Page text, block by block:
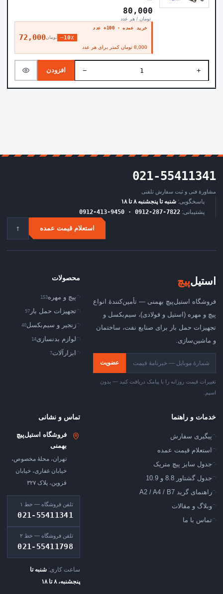
80,000
تومان / هر عدد
خرید عمده · 100+ عدد
72,000تومان −10٪
8,000 تومان کمتر برای هر عدد
+
− افزودن
021-55411341
مشاورهٔ فنی و ثبت سفارش تلفنی
پاسخگویی: شنبه تا پنجشنبه ۸ تا ۱۸
پشتیبانی: 0912-413-9450 · 0912-287-7822
استعلام قیمت عمده ↑
استیل‌پیچ
فروشگاه استیل‌پیچ بهمنی — تأمین‌کنندهٔ انواع
پیچ و مهره (استیل و فولادی)، سیم‌بکسل و
تجهیزات حمل بار برای صنایع نفت، ساختمان
و ماشین‌سازی.
عضویت
تغییرات قیمت روزانه را با پیامک دریافت کنید — بدون
اسپم.
محصولات
پیچ و مهره153
تجهیزات حمل بار 97
زنجیر و سیم‌بکسل40
لوازم بدنسازی14
ابزارآلات7
خدمات و راهنما
پیگیری سفارش
استعلام قیمت عمده
جدول سایز پیچ متریک
جدول گشتاور 8.8 و 10.9
راهنمای گرید A2 / A4 / B7
وبلاگ و مقالات
تماس با ما
تماس و نشانی
فروشگاه استیل‌پیچ
بهمنی
تهران، محلهٔ مخصوص،
خیابان غفاری، خیابان
قزوین، پلاک ۳۲۷
تلفن فروشگاه — خط ۱
021-55411341
تلفن فروشگاه — خط ۲
021-55411798
ساعت کاری: شنبه تا
پنجشنبه، ۸ تا ۱۸